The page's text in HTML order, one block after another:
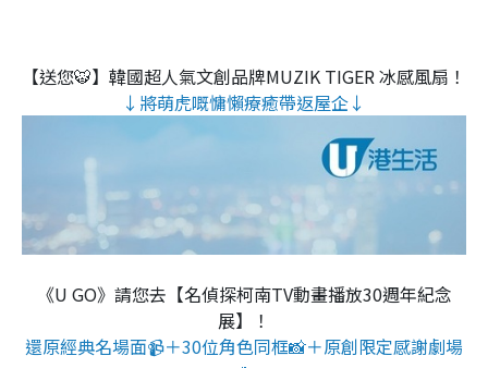
【送您🐯】韓國超人氣文創品牌MUZIK TIGER 冰感風扇！
↓將萌虎嘅慵懶療癒帶返屋企↓
《U GO》請您去【名偵探柯南TV動畫播放30週年紀念
展】！
還原經典名場面📹＋30位角色同框📸＋原創限定感謝劇場